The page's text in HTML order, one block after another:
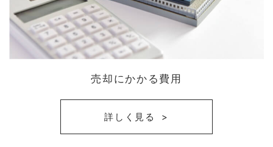
売却にかかる費用
詳しく見る